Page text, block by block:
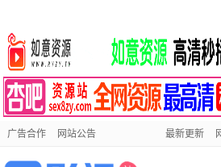
广告合作 网站公告 最新更新